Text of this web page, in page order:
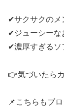
✔サクサクのメ
✔ジューシーな
✔濃厚すぎるソ
👉気づいたら
📌こちらもブ